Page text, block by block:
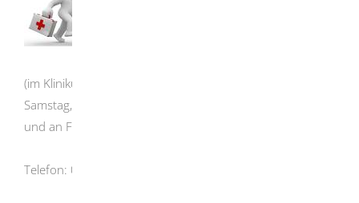
(im Klinikum Heidenheim)
Samstag, 8.00 Uhr bis Montag, 7.00 Uhr
und an Feiertagen
Telefon: 07321 / 48 00 50